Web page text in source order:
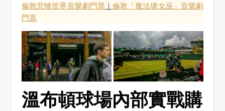
倫敦悲慘世界音樂劇門票｜倫敦「魔法壞女巫」音樂劇
門票
溫布頓球場內部實戰購